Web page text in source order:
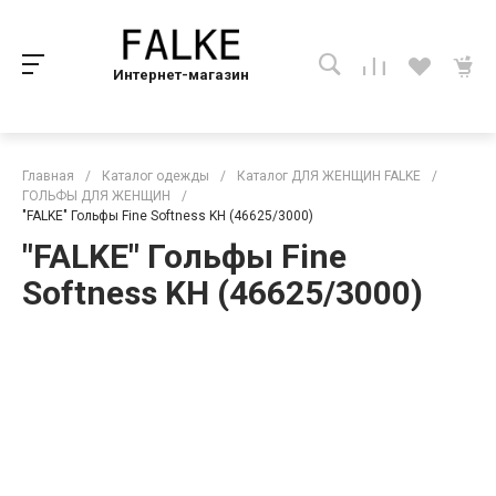
Интернет-магазин
Главная / Каталог одежды / Каталог ДЛЯ ЖЕНЩИН FALKE
/
ГОЛЬФЫ ДЛЯ ЖЕНЩИН
/
"FALKE" Гольфы Fine Softness KH (46625/3000)
"FALKE" Гольфы Fine
Softness KH (46625/3000)